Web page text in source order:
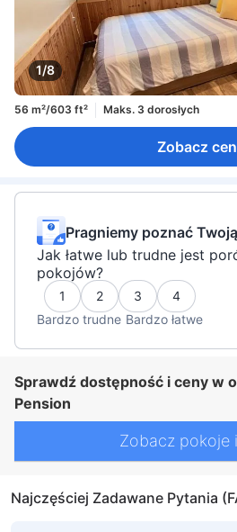
1/8
56 m²/603 ft² Maks. 3 dorosłych
Zobacz
Pragniemy poznać
Jak łatwe lub trudne jest
pokojów?
1 2 3
4
Bardzo trudne Bardzo łatwe
Sprawdź dostępność i ceny w
Pension
Zobacz pokoje
Najczęściej Zadawane Pytania